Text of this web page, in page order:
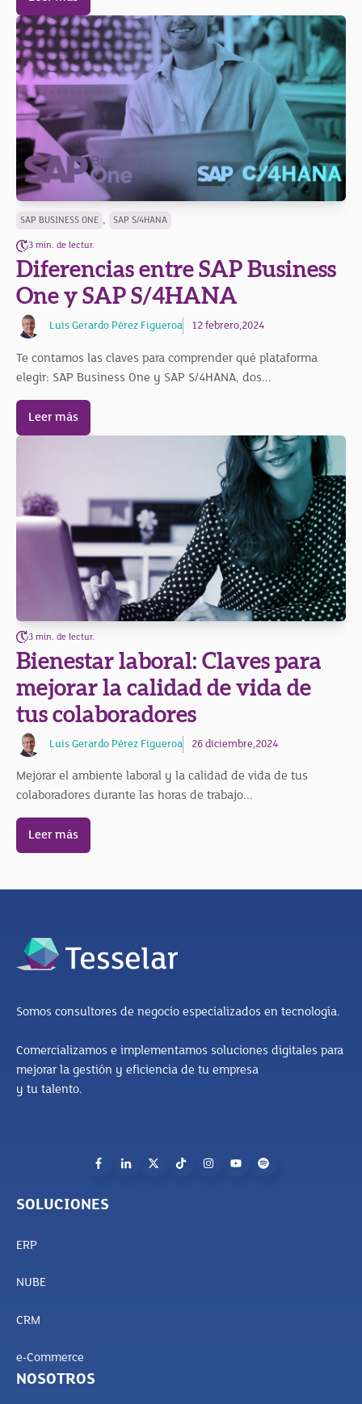
SAP BUSINESS ONE , SAP S/4HANA
3 min. de lectur.
Diferencias entre SAP Business
One y SAP S/4HANA
Luis Gerardo Pérez Figueroa 12 febrero,2024
Te contamos las claves para comprender qué plataforma
elegir: SAP Business One y SAP S/4HANA, dos...
Leer más
3 min. de lectur.
Bienestar laboral: Claves para
mejorar la calidad de vida de
tus colaboradores
Luis Gerardo Pérez Figueroa 26 diciembre,2024
Mejorar el ambiente laboral y la calidad de vida de tus
colaboradores durante las horas de trabajo...
Leer más
Somos consultores de negocio especializados en tecnología.
Comercializamos e implementamos soluciones digitales para
mejorar la gestión y eficiencia de tu empresa
y tu talento.
SOLUCIONES
ERP
NUBE
CRM
e-Commerce
NOSOTROS